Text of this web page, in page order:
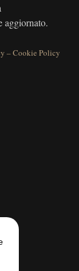
aggiornato.
–Cookie Policy